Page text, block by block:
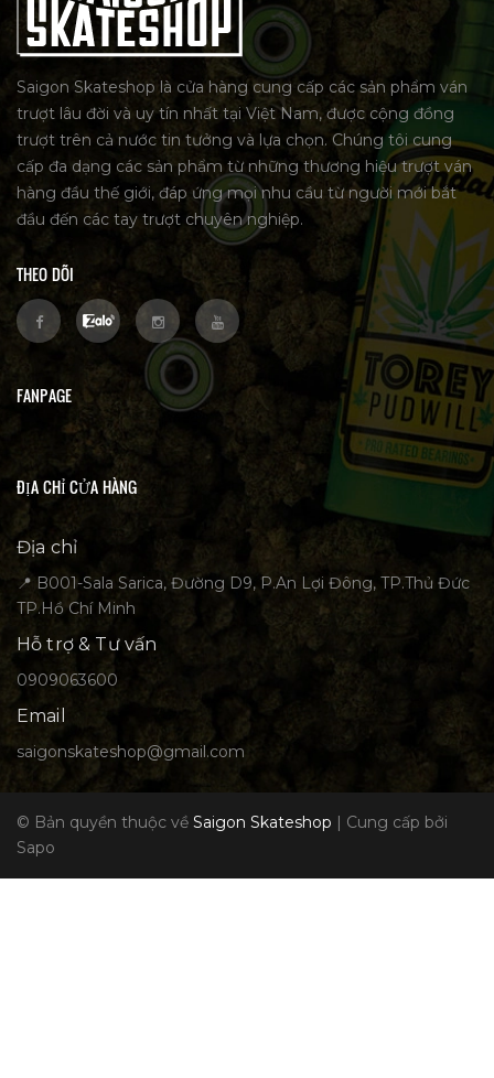
Saigon Skateshop là cửa hàng cung cấp các sản phẩm ván
trượt lâu đời và uy tín nhất tại Việt Nam, được cộng đồng
trượt trên cả nước tin tưởng và lựa chọn. Chúng tôi cung
cấp đa dạng các sản phẩm từ những thương hiệu trượt ván
hàng đầu thế giới, đáp ứng mọi nhu cầu từ người mới bắt
đầu đến các tay trượt chuyên nghiệp.
THEO DÕI
FANPAGE
ĐỊA CHỈ CỬA HÀNG
Địa chỉ
📍 B001-Sala Sarica, Đường D9, P.An Lợi Đông, TP.Thủ Đức
TP.Hồ Chí Minh
Hỗ trợ & Tư vấn
0909063600
Email
saigonskateshop@gmail.com
© Bản quyền thuộc về Saigon Skateshop | Cung cấp bởi
Sapo